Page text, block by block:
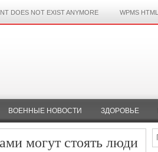
DOES NOT EXIST ANYMORE WPMS
ВОЕННЫЕ НОВОСТИ ЗДОРОВЬЕ
могут стоять люди